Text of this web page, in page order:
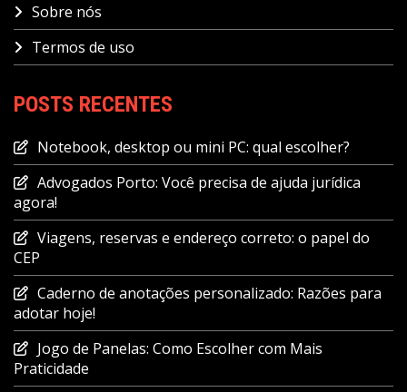
Sobre nós
Termos de uso
POSTS RECENTES
Notebook, desktop ou mini PC: qual escolher?
Advogados Porto: Você precisa de ajuda jurídica
agora!
Viagens, reservas e endereço correto: o papel do
CEP
Caderno de anotações personalizado: Razões para
adotar hoje!
Jogo de Panelas: Como Escolher com Mais
Praticidade